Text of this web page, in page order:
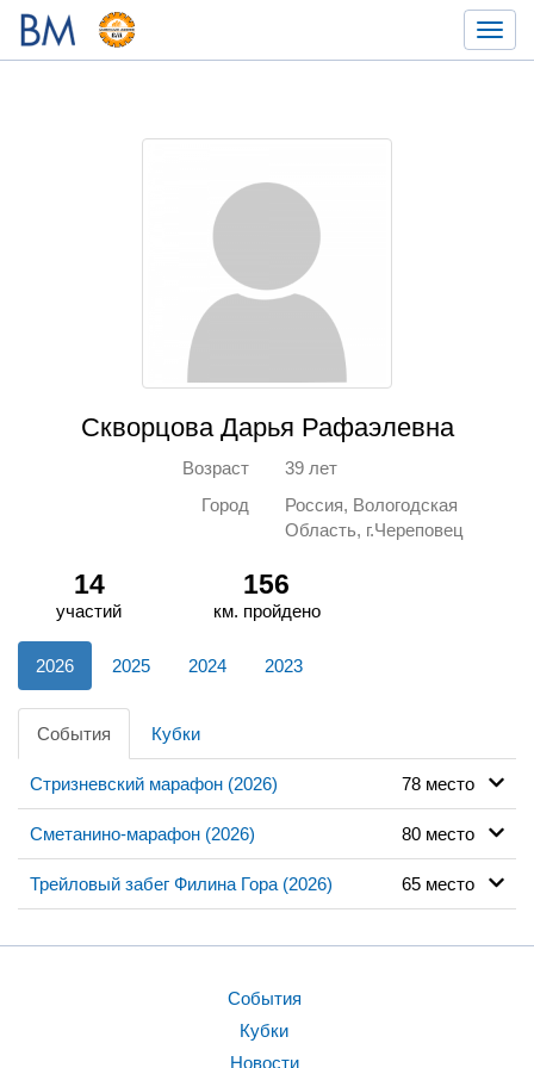
Скворцова Дарья Рафаэлевна
Возраст
39 лет
Город
Россия, Вологодская
Область, г.Череповец
14
участий
156
км. пройдено
2026 2025 2024 2023
События Кубки
Стризневский марафон (2026) 78 место
Сметанино-марафон (2026) 80 место
Трейловый забег Филина Гора (2026) 65 место
События
Кубки
Новости